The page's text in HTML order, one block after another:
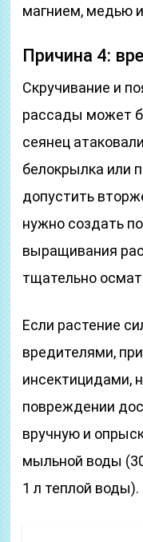
магнием, медью
Причина 4:
Скручивание и
рассады может
сеянец
белокрылка или
допустить
нужно создать
выращивания
тщательно
Если растение
вредителями,
инсектицидами,
повреждении
вручную и
мыльной воды
1 л теплой воды).